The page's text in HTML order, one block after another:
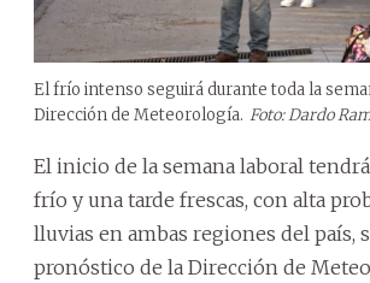
El frío intenso seguirá durante toda la
Dirección de Meteorología. Foto: Dardo
El inicio de la semana laboral
frío y una tarde frescas, con alta
lluvias en ambas regiones del país,
pronóstico de la Dirección de